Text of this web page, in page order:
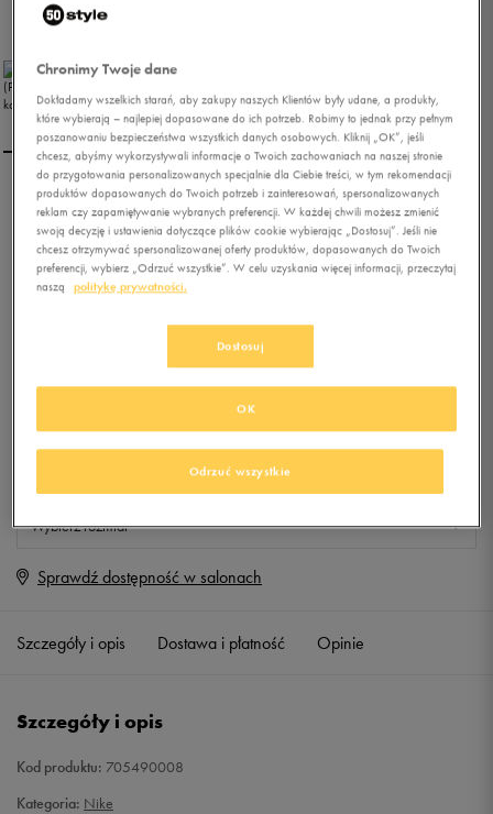
NIKE KAISHI (PS)
0.0( 0 )
zł z Vat
KLUBIE 50 STYLE
Produkt niedostępny
Jeśli artykuł będzie ponownie dostępny, otrzymasz od nas powiadomienie.
Wybierz rozmiar
Rozmiary EU
27,5
29,5 18 cm
Sprawdź dostępność w salonach
Szczegóły i opis Dostawa i płatność Opinie
Szczegóły i opis
Kod produktu: 705490008
Kategoria: Nike
Chronimy Twoje dane
Dokładamy wszelkich starań, aby zakupy naszych Klientów były udane, a produkty,
które wybierają – najlepiej dopasowane do ich potrzeb. Robimy to jednak przy pełnym
poszanowaniu bezpieczeństwa wszystkich danych osobowych. Kliknij „OK”, jeśli
chcesz, abyśmy wykorzystywali informacje o Twoich zachowaniach na naszej stronie
do przygotowania personalizowanych specjalnie dla Ciebie treści, w tym rekomendacji
produktów dopasowanych do Twoich potrzeb i zainteresowań, spersonalizowanych
reklam czy zapamiętywanie wybranych preferencji. W każdej chwili możesz zmienić
swoją decyzję i ustawienia dotyczące plików cookie wybierając „Dostosuj”. Jeśli nie
chcesz otrzymywać spersonalizowanej oferty produktów, dopasowanych do Twoich
preferencji, wybierz „Odrzuć wszystkie”. W celu uzyskania więcej informacji, przeczytaj
naszą
politykę prywatności.
Dostosuj
Odrzuć wszystkie
OK